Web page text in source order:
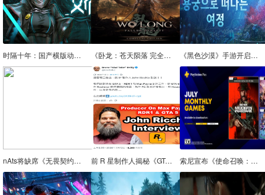
时隔十年：国产横版动作续作《艾希 2》10 月 1 日开启众筹，售价 48 元 《卧龙：苍天陨落 完全版》9 月 3 日登陆任天堂 Switch 2：港区售价 478 港币，实体版采用钥匙卡 《黑色沙漠》手游开启第二赛季及夏季活动“龙宫”
nAts将缺席《无畏契约》第二阶段对阵Eternal Fire的首场比赛 前 R 星制作人揭秘《GTA6》为何首发不上 PC：资源调配与优化复杂度是主因 索尼宣布《使命召唤：现代战争 3》入列 PS+ 一档游戏库，还包括《为了吾王 2》《远星物语》